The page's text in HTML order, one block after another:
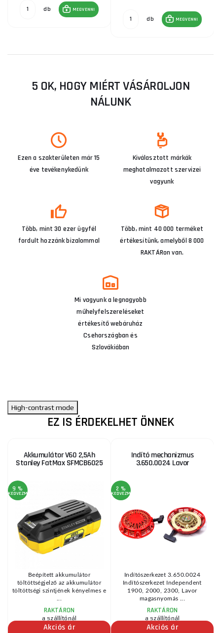
db MEGVENNI
db MEGVENNI
5 OK, HOGY MIÉRT VÁSÁROLJON
NÁLUNK
Ezen a szakterületen már 15
éve tevékenykedünk
Kiválasztott márkák
meghatalmazott szervizei
vagyunk
Több, mint 30 ezer ügyfél
fordult hozzánk bizalommal
Több, mint 40 000 terméket
értékesítünk, amelyből 8 000
RAKTÁRon van.
Mi vagyunk a legnagyobb
műhelyfelszereléseket
értékesítő webáruház
Csehországban és
Szlovákiában
High-contrast mode
EZ IS ÉRDEKELHET ÖNNEK
Akkumulátor V60 2,5Ah
Stanley FatMax SFMCB6025
9 %
KEDVEZMÉNY
Beépített akkumulátor
töltöttségjelző az akkumulátor
töltöttségi szintjének kényelmes e
RAKTÁRON
a szállítónál
Akciós ár
Indító mechanizmus
3.650.0024 Lavor
2 %
KEDVEZMÉNY
Indítószerkezet 3.650.0024
Indítószerkezet Independent
1900, 2000, 2300, Lavor
magasnyomás ...
RAKTÁRON
a szállítónál
Akciós ár